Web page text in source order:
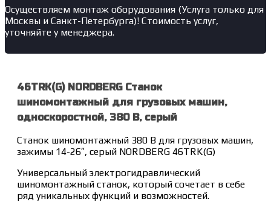
Осуществляем монтаж оборудования (Услуга только для
Москвы и Санкт-Петербурга)! Стоимость услуг,
уточняйте у менеджера.
46TRK(G) NORDBERG Станок
шиномонтажный для грузовых машин,
односкоростной, 380 В, серый
Станок шиномонтажный 380 В для грузовых машин,
зажимы 14-26″, серый NORDBERG 46TRK(G)
Универсальный электрогидравлический
шиномонтажный станок, который сочетает в себе
ряд уникальных функций и возможностей.